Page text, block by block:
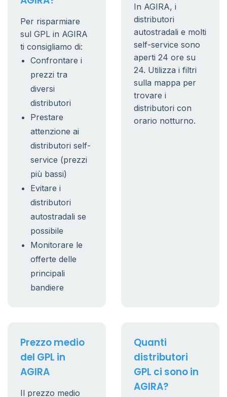
Per risparmiare
sul GPL in AGIRA
ti consigliamo di:
Confrontare i
prezzi tra
diversi
distributori
Prestare
attenzione ai
distributori self-
service (prezzi
più bassi)
Evitare i
distributori
autostradali se
possibile
Monitorare le
offerte delle
principali
bandiere
In AGIRA, i
distributori
autostradali e molti
self-service sono
aperti 24 ore su
24. Utilizza i filtri
sulla mappa per
trovare i
distributori con
orario notturno.
Prezzo medio
del GPL in
AGIRA
Il prezzo medio
Quanti
distributori
GPL ci sono in
AGIRA?